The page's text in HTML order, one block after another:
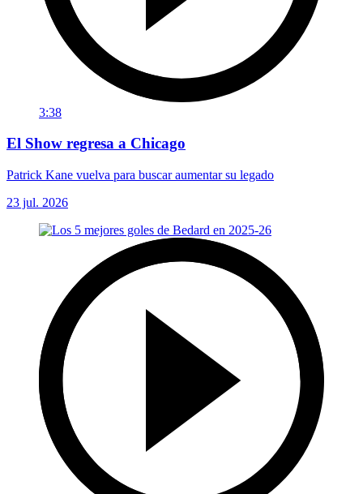
3:38
El Show regresa a Chicago
Patrick Kane vuelva para buscar aumentar su legado
23 jul. 2026